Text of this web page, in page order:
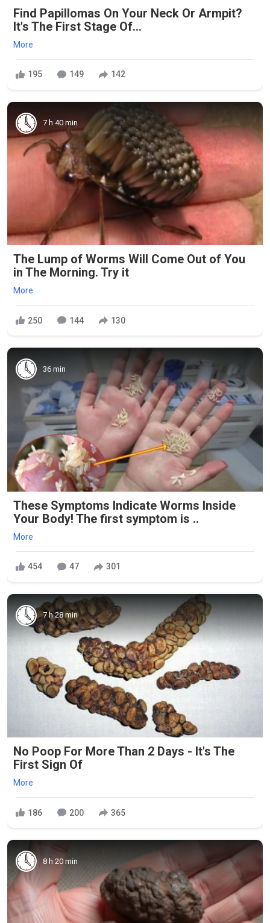
Find Papillomas On Your Neck Or Armpit?
It's The First Stage Of...
More
195 149 142
7 h 40 min
The Lump of Worms Will Come Out of You
in The Morning. Try it
More
250 144 130
36 min
These Symptoms Indicate Worms Inside
Your Body! The first symptom is ..
More
454 47 301
7 h 28 min
No Poop For More Than 2 Days - It's The
First Sign Of
More
186 200 365
8 h 20 min